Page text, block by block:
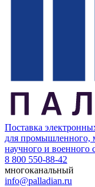
Поставка
для промышленного,
научного и военного
8 800 550-88-42
многоканальный
info@palladian.ru